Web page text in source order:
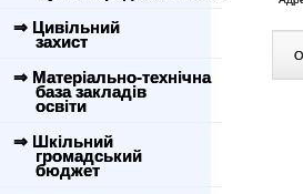
⇒ Цивільний
захист
⇒ Матеріально-технічна
база закладів
освіти
⇒ Шкільний
громадський
бюджет